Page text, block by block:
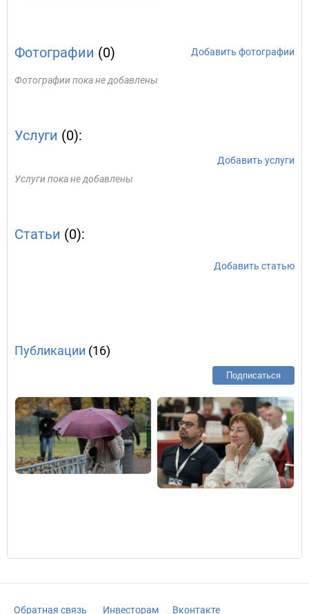
Фотографии (0) Добавить фотографии
Фотографии пока не добавлены
Услуги (0):
Добавить услуги
Услуги пока не добавлены
Статьи (0):
Добавить статью
Публикации (16)
Подписаться
Обратная связь Инвесторам Вконтакте